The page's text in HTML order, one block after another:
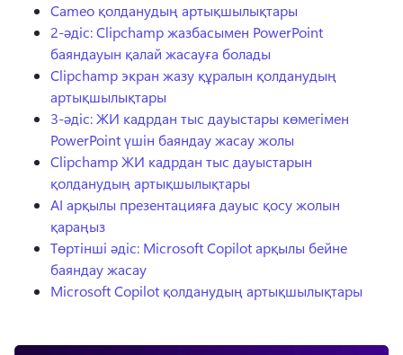
Cameo қолданудың артықшылықтары
2-әдіс: Clipchamp жазбасымен PowerPoint
баяндауын қалай жасауға болады
Clipchamp экран жазу құралын қолданудың
артықшылықтары
3-әдіс: ЖИ кадрдан тыс дауыстары көмегімен
PowerPoint үшін баяндау жасау жолы
Clipchamp ЖИ кадрдан тыс дауыстарын
қолданудың артықшылықтары
AI арқылы презентацияға дауыс қосу жолын
қараңыз
Төртінші әдіс: Microsoft Copilot арқылы бейне
баяндау жасау
Microsoft Copilot қолданудың артықшылықтары